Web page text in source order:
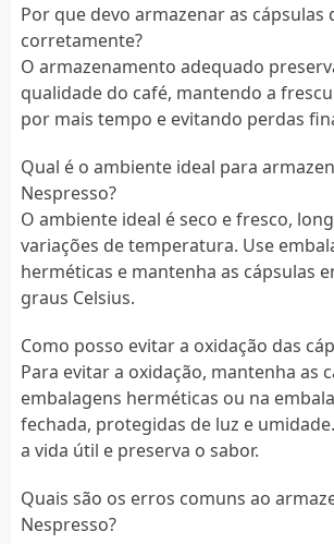
Por que devo armazenar as cápsulas
corretamente?
O armazenamento adequado
qualidade do café, mantendo a
por mais tempo e evitando perdas
Qual é o ambiente ideal para
Nespresso?
O ambiente ideal é seco e fresco,
variações de temperatura. Use
herméticas e mantenha as cápsulas
graus Celsius.
Como posso evitar a oxidação das
Para evitar a oxidação, mantenha as
embalagens herméticas ou na
fechada, protegidas de luz e
a vida útil e preserva o sabor.
Quais são os erros comuns ao
Nespresso?